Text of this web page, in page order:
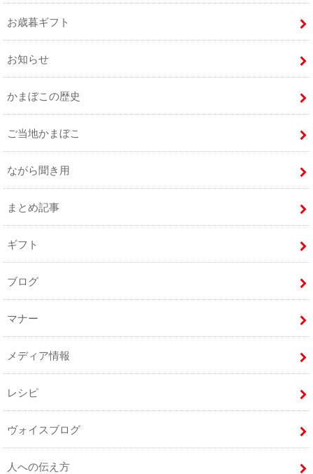
お歳暮ギフト
お知らせ
かまぼこの歴史
ご当地かまぼこ
ながら聞き用
まとめ記事
ギフト
ブログ
マナー
メディア情報
レシピ
ヴォイスブログ
人への伝え方